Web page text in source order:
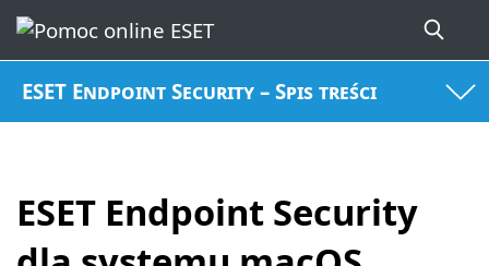
ESET Endpoint Security – Spis treści
ESET Endpoint Security